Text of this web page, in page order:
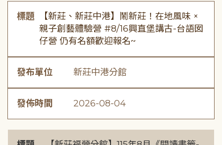
標題
【新莊、新莊中港】鬧新莊！在地風味 ×
親子創藝體驗營 #8/16興直堡講古-台語囡
仔營 仍有名額歡迎報名~
發布單位 新莊中港分館
發佈時間 2026-08-04